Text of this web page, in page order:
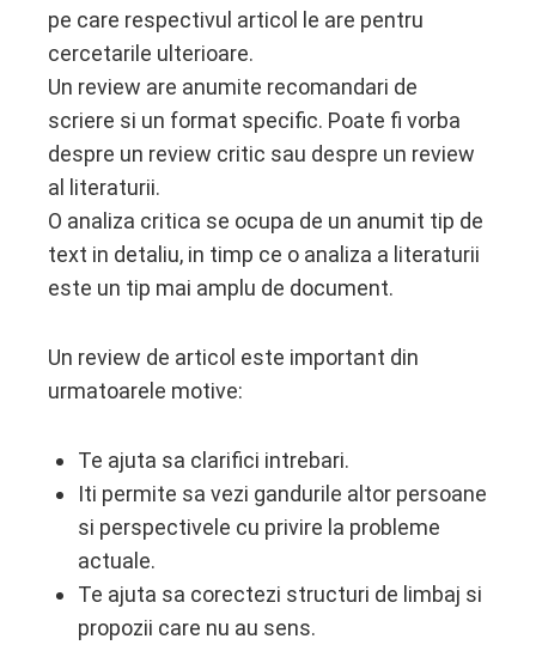
pe care respectivul articol le are pentru
cercetarile ulterioare.
Un review are anumite recomandari de
scriere si un format specific. Poate fi vorba
despre un review critic sau despre un review
al literaturii.
O analiza critica se ocupa de un anumit tip de
text in detaliu, in timp ce o analiza a literaturii
este un tip mai amplu de document.
Un review de articol este important din
urmatoarele motive:
Te ajuta sa clarifici intrebari.
Iti permite sa vezi gandurile altor persoane
si perspectivele cu privire la probleme
actuale.
Te ajuta sa corectezi structuri de limbaj si
propozii care nu au sens.